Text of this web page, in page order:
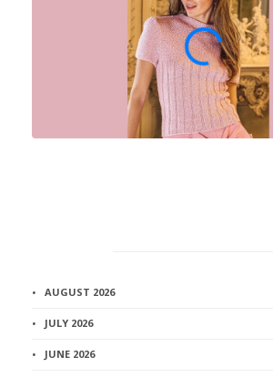
AUGUST 2026
JULY 2026
JUNE 2026